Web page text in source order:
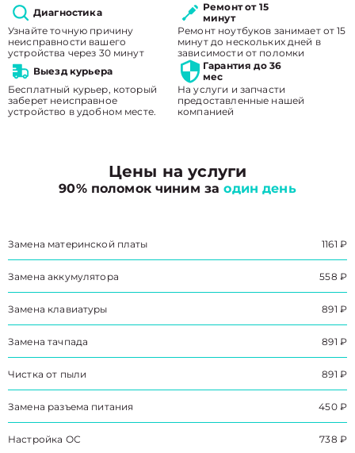
Диагностика
Узнайте точную причину
неисправности вашего
устройства через 30 минут
Ремонт от 15
минут
Ремонт ноутбуков занимает от 15
минут до нескольких дней в
зависимости от поломки
Выезд курьера
Бесплатный курьер, который
заберет неисправное
устройство в удобном месте.
Гарантия до 36
мес
На услуги и запчасти
предоставленные нашей
компанией
Цены на услуги
90% поломок чиним заодин день
Замена материнской платы 1161 ₽
Замена аккумулятора 558 ₽
Замена клавиатуры 891 ₽
Замена тачпада 891 ₽
Чистка от пыли 891 ₽
Замена разъема питания 450 ₽
Настройка ОС 738 ₽